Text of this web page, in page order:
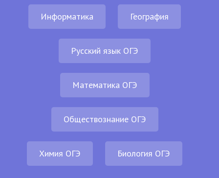
Информатика География
Русский язык ОГЭ
Математика ОГЭ
Обществознание ОГЭ
Химия ОГЭ Биология ОГЭ